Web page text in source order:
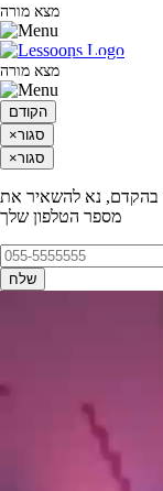
מצא מורה
מצא מורה
הקודם
×סגור
×סגור
בהקדם, נא להשאיר את
מספר הטלפון שלך
שלח